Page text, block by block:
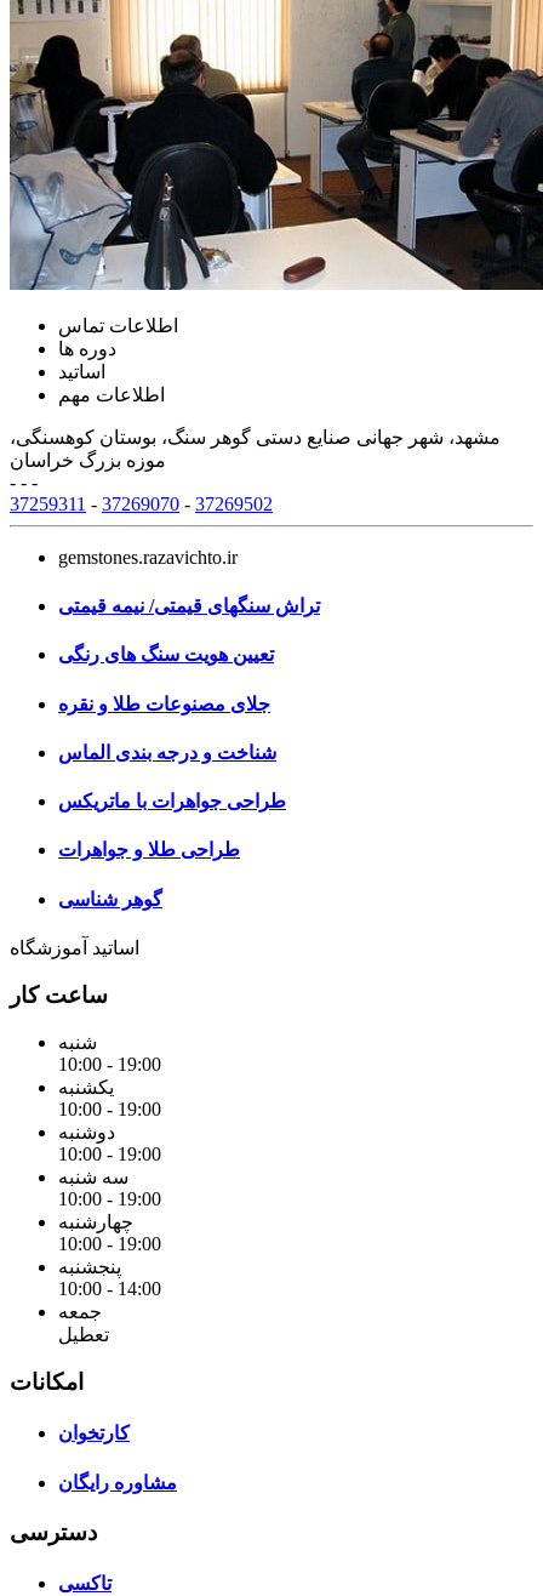
اطلاعات تماس
دوره ها
اساتید
اطلاعات مهم
مشهد، شهر جهانی صنایع دستی گوهر سنگ، بوستان کوهسنگی،
موزه بزرگ خراسان
- - -
37259311 - 37269070 - 37269502
gemstones.razavichto.ir
تراش سنگهای قیمتی/ نیمه قیمتی
تعیین هویت سنگ های رنگی
جلای مصنوعات طلا و نقره
شناخت و درجه بندی الماس
طراحی جواهرات با ماتریکس
طراحی طلا و جواهرات
گوهر شناسی
اساتید آموزشگاه
ساعت کار
شنبه
10:00 - 19:00
یکشنبه
10:00 - 19:00
دوشنبه
10:00 - 19:00
سه شنبه
10:00 - 19:00
چهارشنبه
10:00 - 19:00
پنجشنبه
10:00 - 14:00
جمعه
تعطیل
امکانات
کارتخوان
مشاوره رایگان
دسترسی
تاکسی